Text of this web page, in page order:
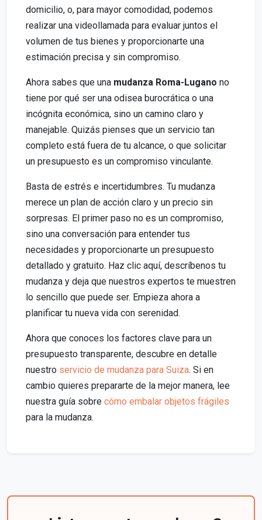
domicilio, o, para mayor comodidad, podemos
realizar una videollamada para evaluar juntos el
volumen de tus bienes y proporcionarte una
estimación precisa y sin compromiso.
Ahora sabes que una mudanza Roma-Lugano no
tiene por qué ser una odisea burocrática o una
incógnita económica, sino un camino claro y
manejable. Quizás pienses que un servicio tan
completo está fuera de tu alcance, o que solicitar
un presupuesto es un compromiso vinculante.
Basta de estrés e incertidumbres. Tu mudanza
merece un plan de acción claro y un precio sin
sorpresas. El primer paso no es un compromiso,
sino una conversación para entender tus
necesidades y proporcionarte un presupuesto
detallado y gratuito. Haz clic aquí, descríbenos tu
mudanza y deja que nuestros expertos te muestren
lo sencillo que puede ser. Empieza ahora a
planificar tu nueva vida con serenidad.
Ahora que conoces los factores clave para un
presupuesto transparente, descubre en detalle
nuestro servicio de mudanza para Suiza. Si en
cambio quieres prepararte de la mejor manera, lee
nuestra guía sobre cómo embalar objetos frágiles
para la mudanza.